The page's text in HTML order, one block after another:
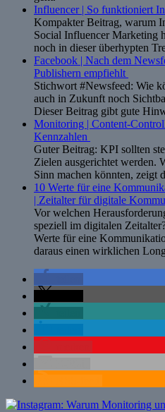
Influencer | So funktioniert
Kompakter Beitrag, warum
Social Influencer Marketing
noch in dieser überhypten
Facebook | Nach dem
Publishern empfiehlt
Stichwort #Newsfeed: Wie
auch in Zukunft noch
Dieser Beitrag gibt gute
Monitoring | Content-
Kennzahlen
Guter Beitrag: KPI sollten
Zielen ausgerichtet werden.
Sinn machen könnten, zeigt
10 Werte für eine
| Zeitalter für digitale
Vor welchen
speziell im digitalen
Werte für eine
daraus einen wirklichen